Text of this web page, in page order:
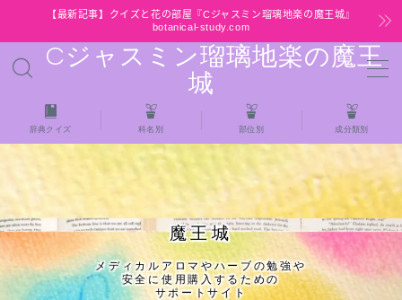
【最新記事】クイズと花の部屋『Cジャスミン瑠璃地楽の魔王城』
botanical-study.com
Cジャスミン瑠璃地楽の魔王
城
MENU
HOME
【最新】クイズと花の部屋
★全種/アロマハーブスパイス基材 プチ辞典ク
イズ＆プチ辞典
★アロマ検定＋αクイズ
辞典クイズ 科名別 部位別 成分類別
魔王城
メディカルアロマやハーブの勉強や
安全に使用購入するための
サポートサイト